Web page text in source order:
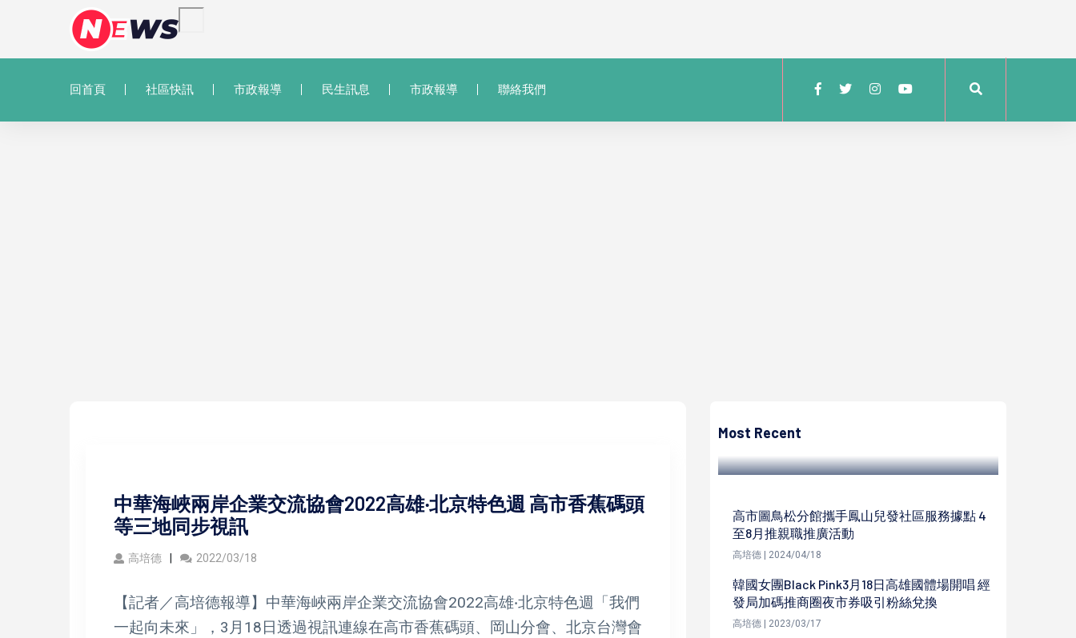
回首頁 社區快訊 市政報導 民生訊息 市政報導 聯絡我們
中華海峽兩岸企業交流協會2022高雄‧北京特色週 高市香蕉碼頭
等三地同步視訊
高培德 2022/03/18
【記者／高培德報導】中華海峽兩岸企業交流協會2022高雄‧北京特色週「我們
一起向未來」，3月18日透過視訊連線在高市香蕉碼頭、岡山分會、北京台灣會
Most Recent
醫曹賜斌 兩段式隆高輕度拉長鼻樑硬挺
高市圖鳥松分館攜手鳳山兒發社區服務據點 4
至8月推親職推廣活動
高培德 | 2024/04/18
韓國女團Black Pink3月18日高雄國體場開唱 經
發局加碼推商圈夜市券吸引粉絲兌換
高培德 | 2023/03/17